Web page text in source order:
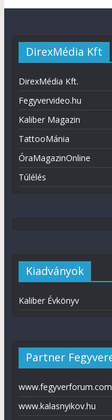
DirexMédia Kft
DirexMédia Kft.
Fegyvervideo.hu
Kaliber Magazin
TattooMánia
ÓraMagazinOnline
Túlélés
Kiadványok
Kaliber Évkönyv
Partner
www.fegyverforum.com
www.kalasnyikov.hu